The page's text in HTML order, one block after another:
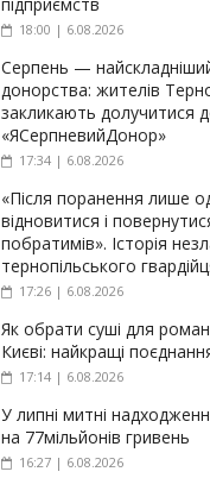
18:00 | 6.08.2026
Серпень —
донорства: жителів
закликають долучитися
«ЯСерпневийДонор»
17:34 | 6.08.2026
«Після поранення лише
відновитися і
побратимів». Історія
тернопільського
17:26 | 6.08.2026
Як обрати суші для
Києві: найкращі
17:14 | 6.08.2026
У липні митні
на 77мільйонів гривень
16:27 | 6.08.2026